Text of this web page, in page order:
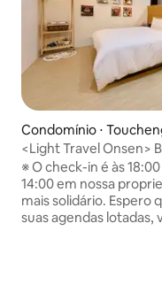
Condomínio ⋅
wnship
<Light Travel Onsen>
hidromassagem no
borda infinita no último
noturna, montanha e
em andares altos Estacionamento plano
※ O check-in é às
14:00 em nossa
mais solidário. Espero
suas agendas lotadas,